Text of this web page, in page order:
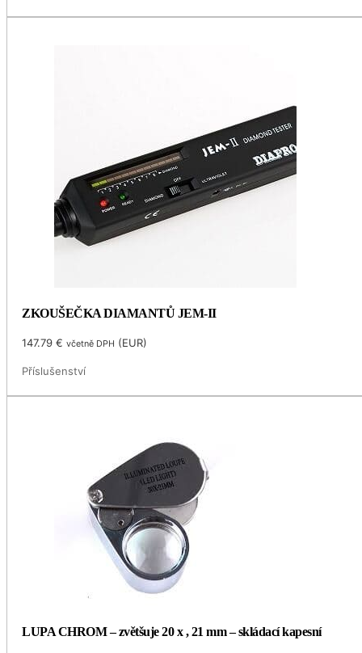
ZKOUŠEČKA DIAMANTŮ JEM-II
147.79€ včetně DPH (EUR)
Příslušenství
LUPA CHROM – zvětšuje 20 x , 21 mm – skládací kapesní